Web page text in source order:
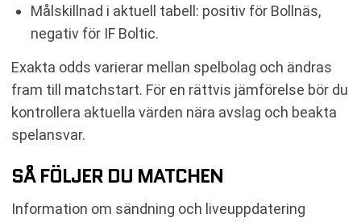
Målskillnad i aktuell tabell: positiv för Bollnäs,
negativ för IF Boltic.
Exakta odds varierar mellan spelbolag och ändras
fram till matchstart. För en rättvis jämförelse bör du
kontrollera aktuella värden nära avslag och beakta
spelansvar.
SÅ FÖLJER DU MATCHEN
Information om sändning och liveuppdatering